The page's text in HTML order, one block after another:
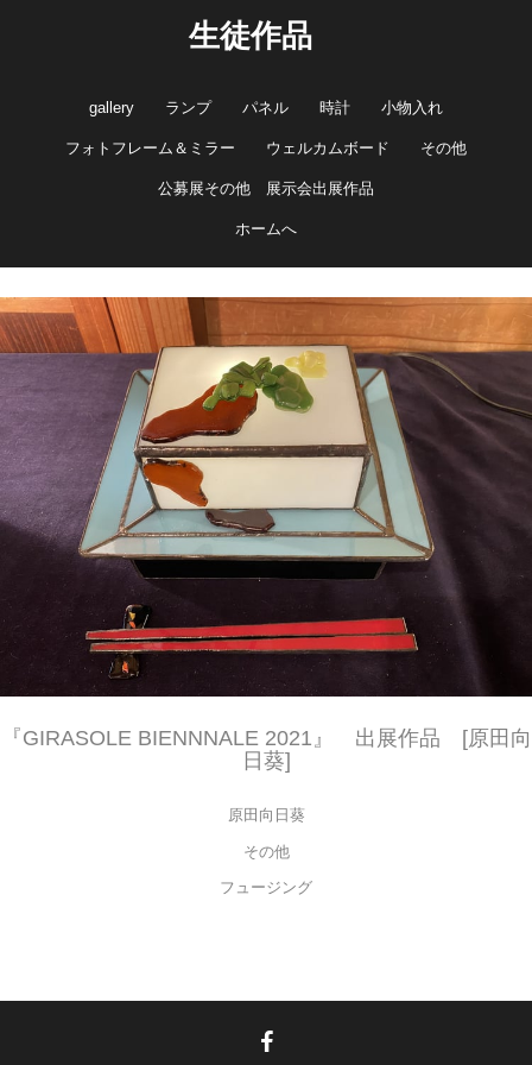
生徒作品
gallery ランプ パネル 時計 小物入れ
フォトフレーム＆ミラー ウェルカムボード その他
公募展その他 展示会出展作品
ホームへ
『GIRASOLE BIENNNALE 2021』 出展作品 [原田向
日葵]
原田向日葵
その他
フュージング